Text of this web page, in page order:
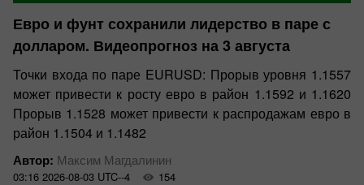
Евро и фунт сохранили лидерство в паре с
долларом. Видеопрогноз на 3 августа
Точки входа по паре EURUSD: Прорыв уровня 1.1557
может привести к росту евро в район 1.1592 и 1.1620
Прорыв 1.1528 может привести к распродажам евро в
район 1.1504 и 1.1482
Автор: Максим Магдалинин
03:16 2026-08-03 UTC--4 154